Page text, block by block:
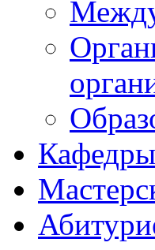
Кафедры